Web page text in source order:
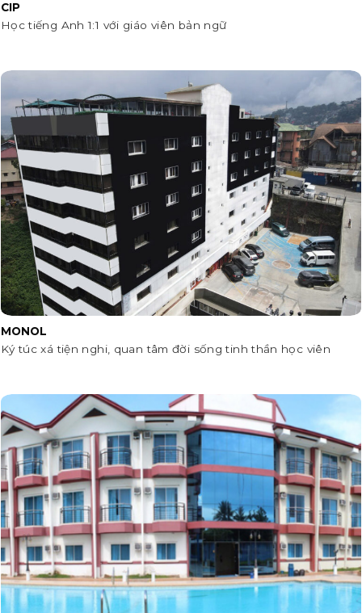
CIP
Học tiếng Anh 1:1 với giáo viên bản ngữ
MONOL
Ký túc xá tiện nghi, quan tâm đời sống tinh thần học viên